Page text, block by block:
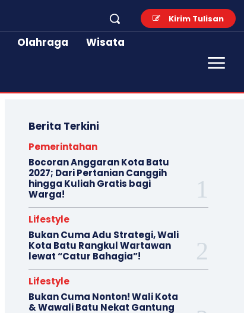
Kirim Tulisan
Olahraga Wisata
Berita Terkini
Pemerintahan
Bocoran Anggaran Kota Batu
2027; Dari Pertanian Canggih
hingga Kuliah Gratis bagi
Warga!
Lifestyle
Bukan Cuma Adu Strategi, Wali
Kota Batu Rangkul Wartawan
lewat “Catur Bahagia”!
Lifestyle
Bukan Cuma Nonton! Wali Kota
& Wawali Batu Nekat Gantung